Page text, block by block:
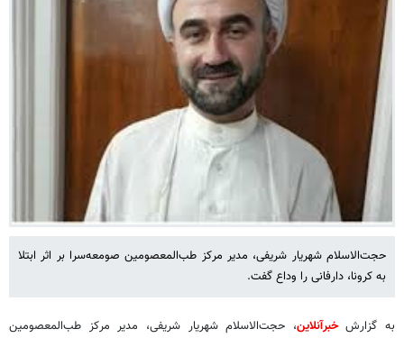
حجت‌الاسلام شهریار شریفی، مدیر مرکز طب‌المعصومین صومعه‌سرا بر اثر ابتلا
به کرونا، دارفانی را وداع گفت.
به گزارشخبرآنلاین، حجت‌الاسلام شهریار شریفی، مدیر مرکز طب‌المعصومین